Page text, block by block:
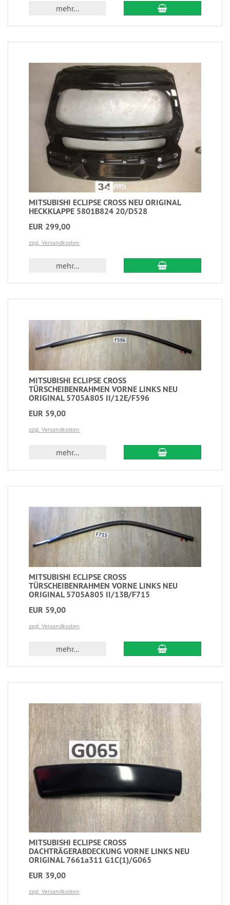
mehr...
MITSUBISHI ECLIPSE CROSS NEU ORIGINAL
HECKKLAPPE 5801B824 20/D528
EUR 299,00
zzgl. Versandkosten
mehr...
MITSUBISHI ECLIPSE CROSS
TÜRSCHEIBENRAHMEN VORNE LINKS NEU
ORIGINAL 5705A805 II/12E/F596
EUR 59,00
zzgl. Versandkosten
mehr...
MITSUBISHI ECLIPSE CROSS
TÜRSCHEIBENRAHMEN VORNE LINKS NEU
ORIGINAL 5705A805 II/13B/F715
EUR 59,00
zzgl. Versandkosten
mehr...
MITSUBISHI ECLIPSE CROSS
DACHTRÄGERABDECKUNG VORNE LINKS NEU
ORIGINAL 7661a311 G1C(1)/G065
EUR 39,00
zzgl. Versandkosten